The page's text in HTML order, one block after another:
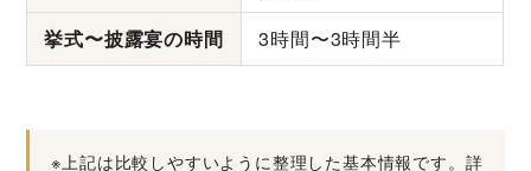
挙式〜披露宴の時間
3時間〜3時間半
※上記は比較しやすいように整理した基本情報です。詳